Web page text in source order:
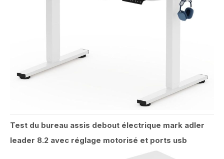
Test du bureau assis debout électrique mark adler
leader 8.2 avec réglage motorisé et ports usb